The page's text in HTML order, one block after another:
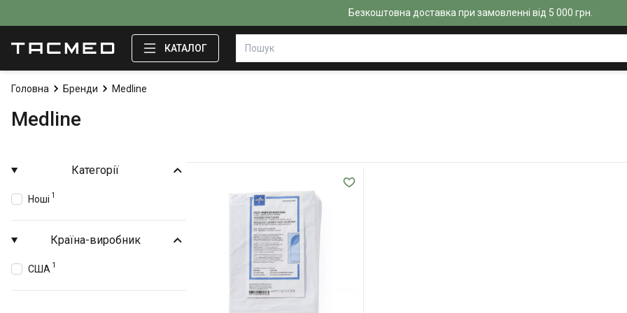
Безкоштовна доставка при замовленні від 5 000 грн.
КАТАЛОГ
Головна Бренди Medline
Medline
Категорії
Ноші 1
Країна-виробник
США 1